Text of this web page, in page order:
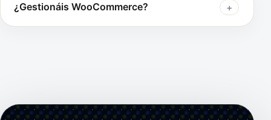
¿Gestionáis WooCommerce?